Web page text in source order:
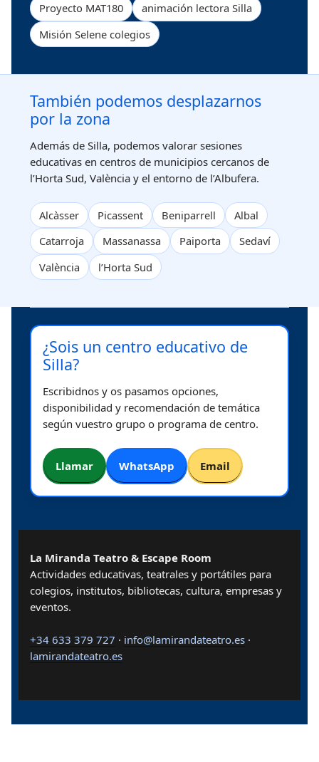
Proyecto MAT180
animación lectora Silla
Misión Selene colegios
También podemos desplazarnos
por la zona
Además de Silla, podemos valorar sesiones
educativas en centros de municipios cercanos de
l’Horta Sud, València y el entorno de l’Albufera.
Alcàsser Picassent Beniparrell
Albal
Catarroja
Massanassa Paiporta
Sedaví
València
l’Horta Sud
¿Sois un centro educativo de
Silla?
Escribidnos y os pasamos opciones,
disponibilidad y recomendación de temática
según vuestro grupo o programa de centro.
Llamar WhatsApp Email
La Miranda Teatro & Escape Room
Actividades educativas, teatrales y portátiles para
colegios, institutos, bibliotecas, cultura, empresas y
eventos.
+34 633 379 727 · info@lamirandateatro.es ·
lamirandateatro.es